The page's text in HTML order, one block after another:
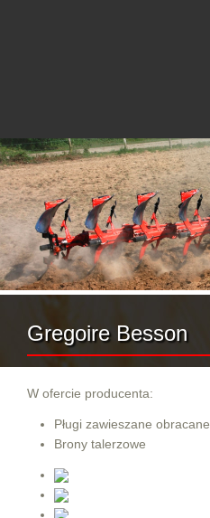
Gregoire Besson
W ofercie producenta:
Pługi zawieszane obracane
Brony talerzowe